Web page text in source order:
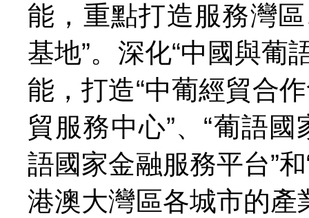
能，重點打造服務灣
基地”。深化“中國與葡
能，打造“中葡經貿合
貿服務中心”、“葡語
語國家金融服務平台”
港澳大灣區各城市的